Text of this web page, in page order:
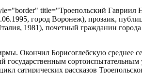
title="Троепольский Гавриил
город Воронеж), прозаик,
1981), почетный гражданин
Окончил Борисоглебскую среднее
сатирических рассказов